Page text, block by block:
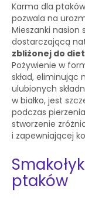
Karma dla
pozwala na
Mieszanki
dostarczającą
zbliżonej do
Pożywienie w
skład, eliminując
ulubionych
w białko, jest
podczas
stworzenie
i zapewniającej
ptaków